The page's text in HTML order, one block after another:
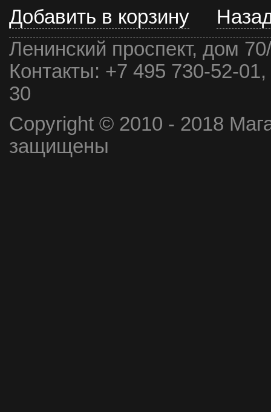
Добавить в корзину
Ленинский проспект, дом
Контакты: +7 495 730-52-
30
Copyright © 2010 - 2018
защищены